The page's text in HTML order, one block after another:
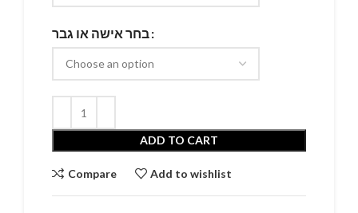
בחר אישה או גבר
ADD TO CART
Compare Add to wishlist